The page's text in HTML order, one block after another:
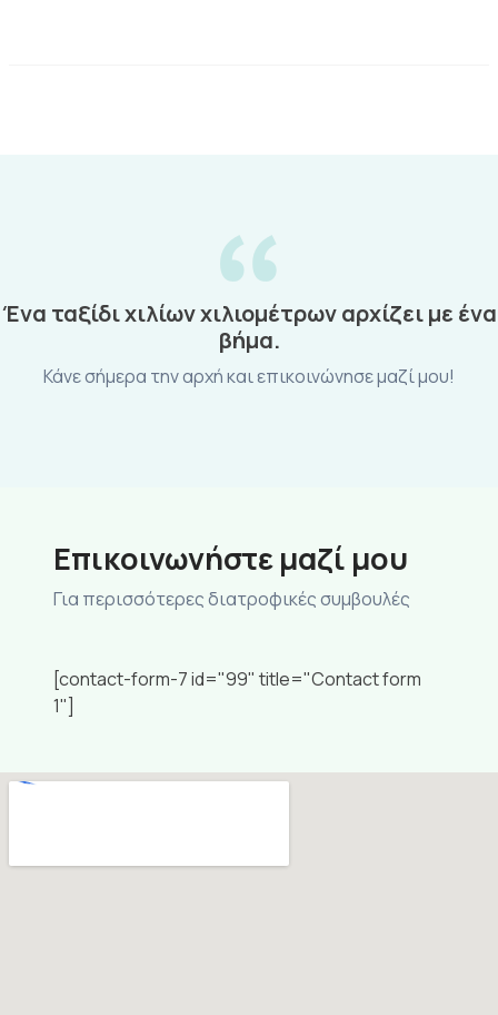
Ένα ταξίδι χιλίων χιλιομέτρων αρχίζει με ένα
βήμα.
Κάνε σήμερα την αρχή και επικοινώνησε μαζί μου!
Eπικοινωνήστε μαζί μου
Για περισσότερες διατροφικές συμβουλές
[contact-form-7 id="99" title="Contact form
1"]